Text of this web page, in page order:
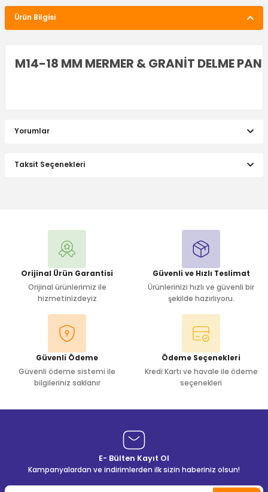
Ürün Bilgisi
M14-18 MM MERMER & GRANİT DELME
Yorumlar
Taksit Seçenekleri
Orijinal Ürün Garantisi
Orijinal ürünlerimiz ile
hizmetinizdeyiz
Güvenli ve Hızlı Teslimat
Ürünlerinizi hızlı ve güvenli bir
şekilde hazırlıyoru.
Güvenli Ödeme
Güvenli ödeme sistemi ile
bilgileriniz saklanır
Ödeme Seçenekleri
Kredi Kartı ve havale ile ödeme
seçenekleri
E- Bülten Kayıt Ol
Kampanyalardan ve indirimlerden ilk sizin haberiniz olsun!